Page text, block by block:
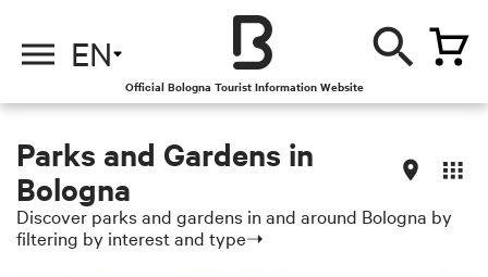
EN
Official Bologna Tourist Information Website
Parks and Gardens in
Bologna
Discover parks and gardens in and around Bologna by
filtering by interest and type➝